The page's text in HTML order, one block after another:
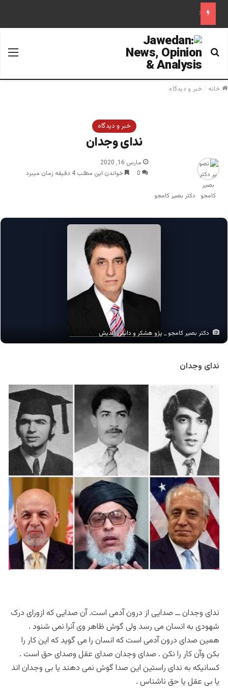
علم تاریخ
جستجو برای
خانه /خبر و دیدگاه
خبر و دیدگاه
ندای وجدان
دکتر بصیر کامجو
مارس 16, 2020
0
خواندن این مطلب 4 دقیقه زمان میبرد
دکتر بصیر کامجو _ پژو هشکر و دانش اندیش
ندای وجدان
ندای وجدان ــ صدایی از درون آدمی است. آن صدایی که ازورای درک
شهودی به انسان می رسد ولی گوش ظاهر وی آنرا نمی شنود .
همین صدای درون آدمی است که انسان را می گوید که این کار را
بکن وآن کار را نکن . صدای وجدان صدای عقل وصدای حق است .
کسانیکه به ندای راستین این صدا گوش نمی دهند یا بی وجدان اند
یا بی عقل یا حق ناشناس .